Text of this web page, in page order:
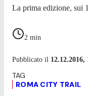
La prima edizione, sui
2 min
Pubblicato il 12.12.2016,
ROMA CITY TRAIL